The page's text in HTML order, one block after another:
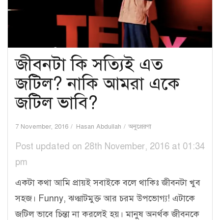
জীবনটা কি সত্যিই এত
জটিল? নাকি আমরা একে
জটিল ভাবি?
7 November, 2016 Hasan Abdullah অনুপ্রেরণা
Post updated on 28th November, 2016 at 01:34
pm
একটা কথা আমি প্রায়ই সবাইকে বলে থাকিঃ জীবনটা খুব
সহজ। Funny, ঝঞ্ঝাটমুক্ত আর চরম উপভোগ্য! এটাকে
জটিল ভাবে চিন্তা না করলেই হয়। মানুষ অনর্থক জীবনকে